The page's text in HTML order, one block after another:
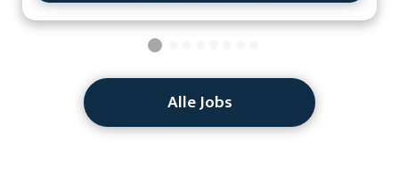
Alle Jobs